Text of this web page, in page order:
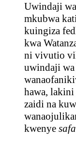
Uwindaji
mkubwa
kuingiza
kwa
ni vivutio
uwindaji
hawa, lakini
zaidi na
kwenye